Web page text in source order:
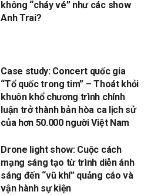
không “cháy vé” như các show
Anh Trai?
Case study: Concert quốc gia
“Tổ quốc trong tim” – Thoát khỏi
khuôn khổ chương trình chính
luận trở thành bản hòa ca lịch sử
của hơn 50.000 người Việt Nam
Drone light show: Cuộc cách
mạng sáng tạo từ trình diễn ánh
sáng đến “vũ khí” quảng cáo và
vận hành sự kiện